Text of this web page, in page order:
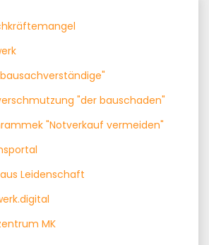
"der bauschaden"
"Notverkauf vermeiden"
Leidenschaft
MK